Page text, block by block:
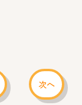
次へ